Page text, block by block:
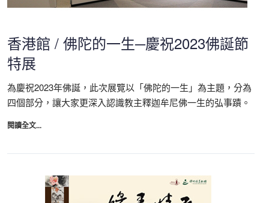
香港館 / 佛陀的一生─慶祝2023佛誕節
特展
為慶祝2023年佛誕，此次展覽以「佛陀的一生」為主題，分為
四個部分，讓大家更深入認識教主釋迦牟尼佛一生的弘事蹟。
閱讀全文...